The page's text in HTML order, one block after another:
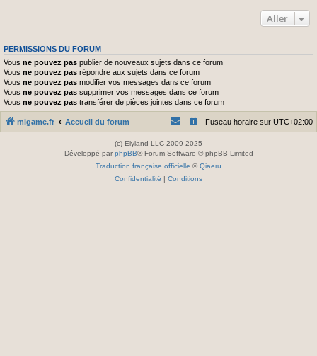
Aller
PERMISSIONS DU FORUM
Vous ne pouvez pas publier de nouveaux sujets dans ce forum
Vous ne pouvez pas répondre aux sujets dans ce forum
Vous ne pouvez pas modifier vos messages dans ce forum
Vous ne pouvez pas supprimer vos messages dans ce forum
Vous ne pouvez pas transférer de pièces jointes dans ce forum
mlgame.fr Accueil du forum Fuseau horaire sur UTC+02:00
(c) Elyland LLC 2009-2025
Développé par phpBB® Forum Software © phpBB Limited
Traduction française officielle ©Qiaeru
Confidentialité | Conditions